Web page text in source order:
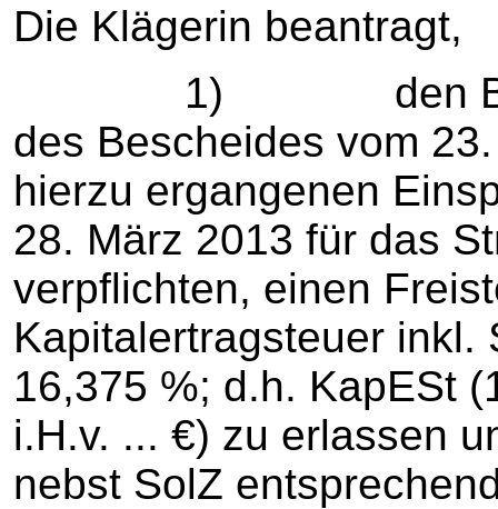
Die Klägerin beantragt,
1) den
des Bescheides vom
hierzu ergangenen
28. März 2013 für das
verpflichten, einen
Kapitalertragsteuer inkl.
16,375 %; d.h. KapESt
i.H.v. ... €) zu erlassen
nebst SolZ